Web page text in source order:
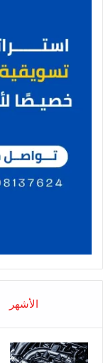
الأشهر